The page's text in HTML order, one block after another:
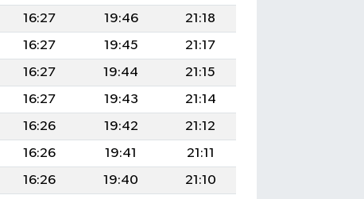
16:27 19:46
21:18
16:27 19:45
21:17
16:27 19:44
21:15
16:27 19:43
21:14
16:26 19:42
21:12
16:26 19:41
21:11
16:26 19:40
21:10